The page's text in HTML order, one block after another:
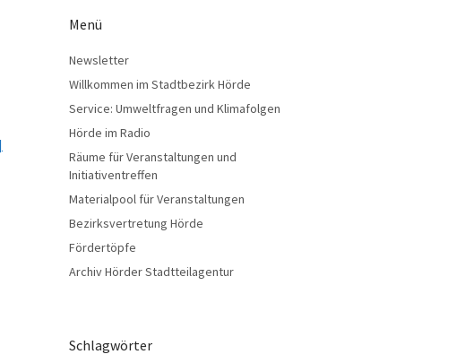
Menü
Newsletter
Willkommen im Stadtbezirk Hörde
Service: Umweltfragen und Klimafolgen
Hörde im Radio
Räume für Veranstaltungen und
Initiativentreffen
Materialpool für Veranstaltungen
Bezirksvertretung Hörde
Fördertöpfe
Archiv Hörder Stadtteilagentur
Schlagwörter